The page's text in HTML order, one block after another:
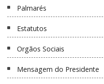
Palmarés
Estatutos
Orgãos Sociais
Mensagem do Presidente